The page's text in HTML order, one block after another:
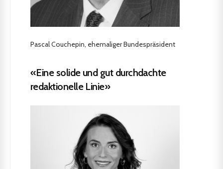
Pascal Couchepin, ehemaliger Bundespräsident
«Eine solide und gut durchdachte
redaktionelle Linie»